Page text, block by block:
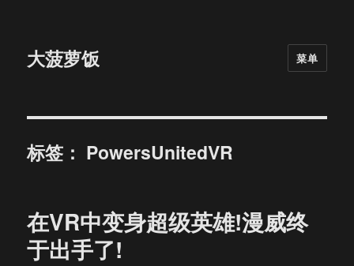
大菠萝饭 菜单
标签： PowersUnitedVR
在VR中变身超级英雄!漫威终
于出手了!